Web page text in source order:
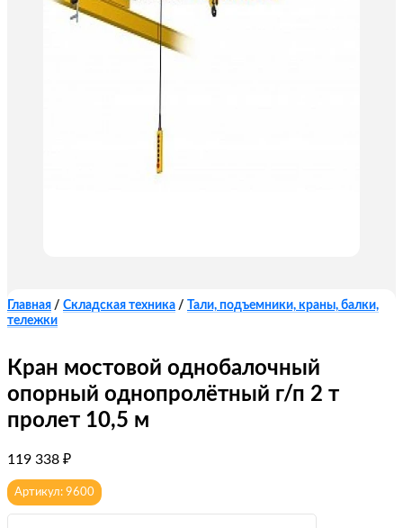
Главная / Складская техника /
Тали, подъемники, краны, балки,
тележки
Кран мостовой однобалочный
опорный однопролётный г/п 2 т
пролет 10,5 м
119 338 ₽
Артикул: 9600